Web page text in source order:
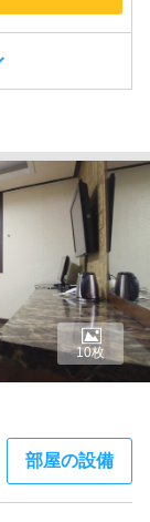
部屋の設備
10枚